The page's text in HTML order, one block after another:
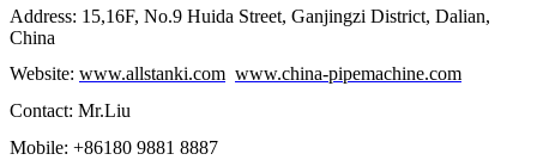
Address: 15,16F, No.9 Huida Street, Ganjingzi District, Dalian,
China
Website: www.allstanki.com www.china-pipemachine.com
Contact: Mr.Liu
Mobile: +86180 9881 8887